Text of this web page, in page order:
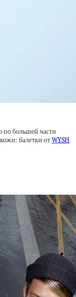
по большей части
балетки отWYSH